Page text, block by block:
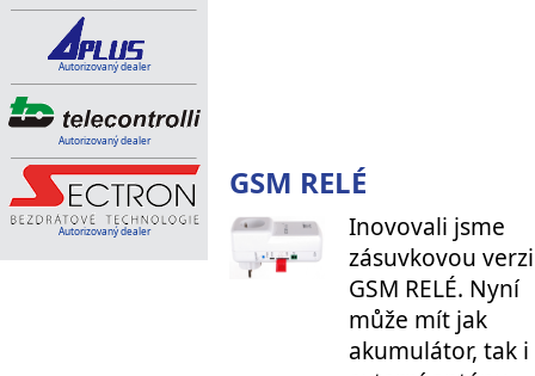
Autorizovaný dealer
Autorizovaný dealer
Autorizovaný dealer
GSM RELÉ
Inovovali jsme
zásuvkovou verzi
GSM RELÉ. Nyní
může mít jak
akumulátor, tak i